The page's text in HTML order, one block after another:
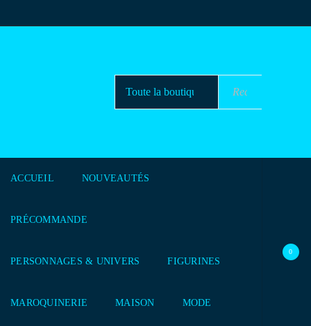
ACCUEIL NOUVEAUTÉS
PRÉCOMMANDE
PERSONNAGES & UNIVERS FIGURINES
MAROQUINERIE MAISON MODE
0